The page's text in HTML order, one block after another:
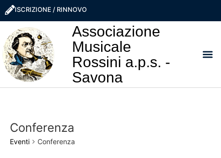
ISCRIZIONE / RINNOVO
Associazione
Musicale
Rossini a.p.s. -
Savona
Conferenza
Eventi Conferenza